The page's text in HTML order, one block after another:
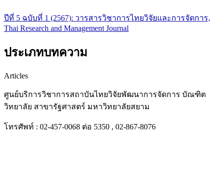
ปีที่ 5 ฉบับที่ 1 (2567): วารสารวิชาการไทยวิจัยและการจัดการ,
Thai Research and Management Journal
ประเภทบทความ
Articles
ศูนย์บริการวิชาการสถาบันไทยวิจัยพัฒนาการจัดการ บัณฑิต
วิทยาลัย สาขารัฐศาสตร์ มหาวิทยาลัยสยาม
โทรศัพท์ : 02-457-0068 ต่อ 5350 , 02-867-8076